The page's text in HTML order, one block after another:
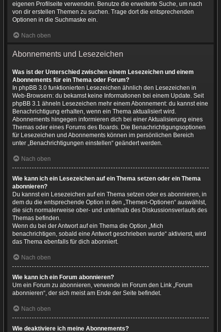
eigenen Profilseite verwenden. Benutze die erweiterte Suche, um nach
von dir erstellen Themen zu suchen. Trage dort die entsprechenden
Optionen in die Suchmaske ein.
Nach oben
Abonnements und Lesezeichen
Was ist der Unterschied zwischen einem Lesezeichen und einem
Abonnements für ein Thema oder Forum?
In phpBB 3.0 funktionierten Lesezeichen ähnlich den Lesezeichen in
Web-Browsern: du bekamst keine Informationen bei einem Update. Seit
phpBB 3.1 ähneln Lesezeichen mehr einem Abonnement: du kannst eine
Benachrichtigung erhalten, wenn ein Thema aktualisiert wird.
Abonnements hingegen informieren dich bei einer Aktualisierung eines
Themas oder eines Forums des Boards. Die Benachrichtigungsoptionen
für Lesezeichen und Abonnements können im persönlichen Bereich
unter „Benachrichtigungen einstellen“ geändert werden.
Nach oben
Wie kann ich ein Lesezeichen auf ein Thema setzen oder ein Thema
abonnieren?
Du kannst ein Lesezeichen auf ein Thema setzen oder es abonnieren, in
dem du die entsprechende Option in den „Themen-Optionen“ auswählst,
die sich normalerweise ober- und unterhalb des Diskussionsverlaufs des
Themas befinden.
Wenn du bei der Antwort auf ein Thema die Option „Mich
benachrichtigen, sobald eine Antwort geschrieben wurde“ aktivierst, wird
das Thema ebenfalls für dich abonniert.
Nach oben
Wie kann ich ein Forum abonnieren?
Um ein Forum zu abonnieren, verwende im Forum den Link „Forum
abonnieren“, der sich meist am Ende der Seite befindet.
Nach oben
Wie deaktiviere ich meine Abonnements?